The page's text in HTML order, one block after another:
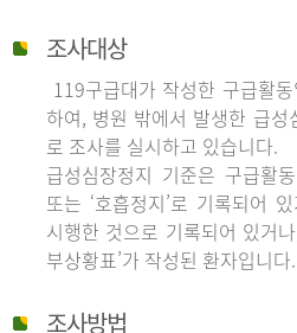
조사대상
119구급대가 작성한 구급활
하여, 병원 밖에서 발생한 급
로 조사를 실시하고 있습니다.
급성심장정지 기준은 구급활
또는 ‘호흡정지’로 기록되어
시행한 것으로 기록되어 있거
부상황표’가 작성된 환자입니다.
조사방법